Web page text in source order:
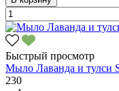
Быстрый просмотр
Мыло Лаванда и тулси
230